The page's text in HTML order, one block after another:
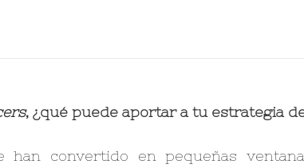
, ¿qué puede aportar a tu estrategia
han convertido en pequeñas